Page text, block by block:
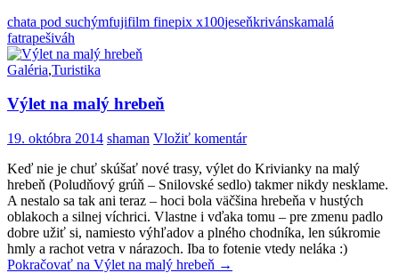
chata pod suchýmfujifilm finepix x100jeseňkrivánskamalá
fatrapešiváh
Galéria,Turistika
Výlet na malý hrebeň
19. októbra 2014 shaman Vložiť komentár
Keď nie je chuť skúšať nové trasy, výlet do Krivianky na malý
hrebeň (Poludňový grúň – Snilovské sedlo) takmer nikdy nesklame.
A nestalo sa tak ani teraz – hoci bola väčšina hrebeňa v hustých
oblakoch a silnej víchrici. Vlastne i vďaka tomu – pre zmenu padlo
dobre užiť si, namiesto výhľadov a plného chodníka, len súkromie
hmly a rachot vetra v nárazoch. Iba to fotenie vtedy neláka :)
Pokračovať na Výlet na malý hrebeň →